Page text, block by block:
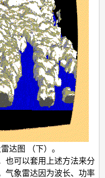
达图 （下）。
也可以套用上述方法来分
气象雷达因为波长、功率